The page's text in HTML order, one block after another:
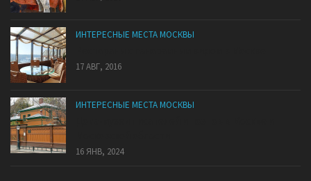
ИНТЕРЕСНЫЕ МЕСТА МОСКВЫ
17 АВГ, 2016
ИНТЕРЕСНЫЕ МЕСТА МОСКВЫ
16 ЯНВ, 2024